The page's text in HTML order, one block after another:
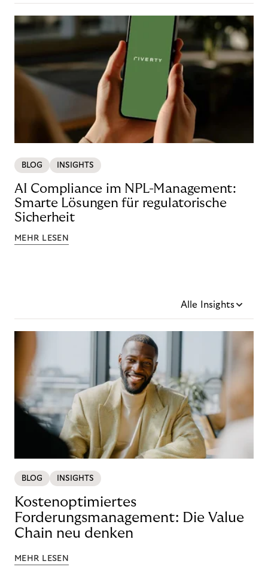
BLOG INSIGHTS
AI Compliance im NPL-Management:
Smarte Lösungen für regulatorische
Sicherheit
MEHR LESEN
Alle Insights
BLOG INSIGHTS
Kostenoptimiertes
Forderungsmanagement: Die Value
Chain neu denken
MEHR LESEN